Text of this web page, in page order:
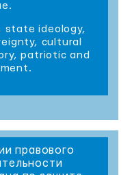
state ideology,
cultural
patriotic and
правового